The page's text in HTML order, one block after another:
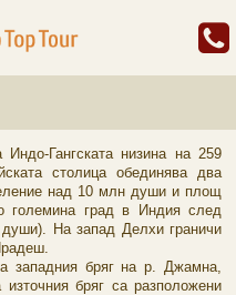
Гангската низина на 259
столица обединява два
над 10 млн души и площ
големина град в Индия след
На запад Делхи граничи
западния бряг на р. Джамна,
бряг са разположени